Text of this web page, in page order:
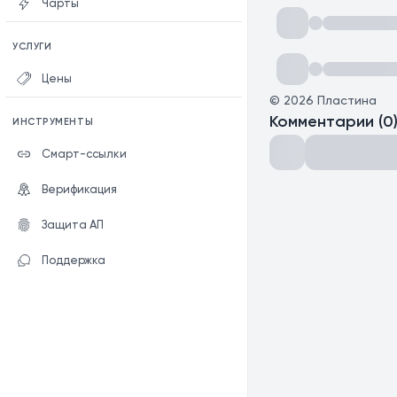
Чарты
УСЛУГИ
Цены
ИНСТРУМЕНТЫ
Смарт-ссылки
Верификация
Защита АП
Поддержка
© 2026 Пластина
Комментарии (0)